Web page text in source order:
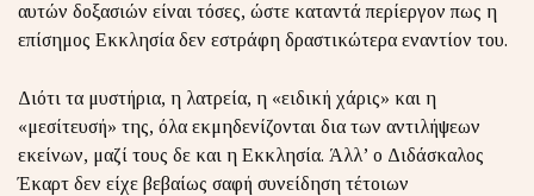
αυτών δοξασιών είναι τόσες, ώστε καταντά περίεργον πως η
επίσημος Εκκλησία δεν εστράφη δραστικώτερα εναντίον του.
Διότι τα μυστήρια, η λατρεία, η «ειδική χάρις» και η
«μεσίτευσή» της, όλα εκμηδενίζονται δια των αντιλήψεων
εκείνων, μαζί τους δε και η Εκκλησία. Άλλ’ ο Διδάσκαλος
Έκαρτ δεν είχε βεβαίως σαφή συνείδηση τέτοιων